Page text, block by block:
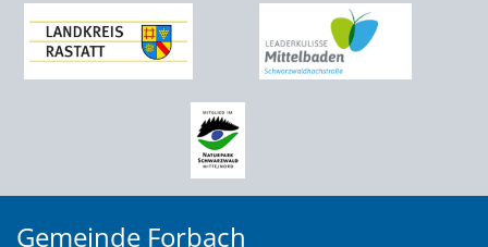
Gemeinde Forbach